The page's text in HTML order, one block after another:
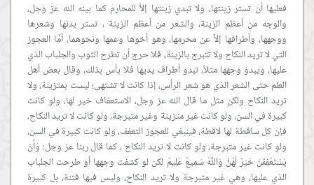
فعليها أن تستر زينتها، ولا تبدي زينتها إلاَّ للمحارم كما بينه الله عز وجل،
والوجه من أعظم الزينة، والشعر من أعظم الزينة ، تستر بدنها وشعرها
ووجهها، وأطرافها إلاَّ عن محرمها، وهو أخوها وعمها ونحوهما، أمَّا العجوز
التي لا تريد النكاح ولا تتبرج بالزينة، فلا حرج أن تطرح الثوب والجلباب الذي
عليها، ويبدو وجهها مثلاً، تبدو أطراف يديها فلا بأس بذلك، وقال بعض أهل
العلم حتى الشعر الذي هو شعر الرأس، إذا كانت لا تشتهى؛ ليست بمتزينة، ولا
تريد النكاح ولكن مثل ما قال الله عز وجل، الاستعفاف خير لها، ولو كانت
كبيرة في السن، ولو كانت غير متزينة وغير متبرجة، ولو كانت لا تريد النكاح،
فإن كل ساقطة لها لاقطة، فينبغي للعجوز التعفف، ولو كانت كبيرة في السن،
ولو كانت غير متبرجة، ولو كانت لا تريد النكاح ، كما قال ربنا عز وجل: وَأَنْ
يَسْتَعْفِفْنَ خَيْرٌ لَهُنَّ وَاللَّهُ سَمِيعٌ عَلِيمٌ لكن لو كشفت وجهها أو طرحت الجلباب
الذي عليها، وهي غير متبرجة ولا تريد النكاح، وليس فيها فتنة، بل كبيرة